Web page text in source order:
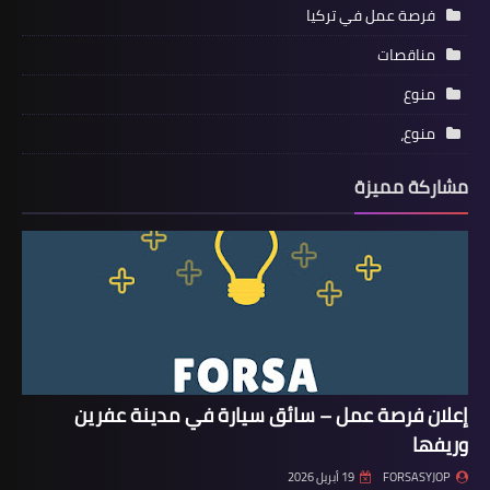
فرصة عمل في تركيا
مناقصات
منوع
منوع،
مشاركة مميزة
إعلان فرصة عمل – سائق سيارة في مدينة عفرين
وريفها
FORSASYJOP 19 أبريل 2026